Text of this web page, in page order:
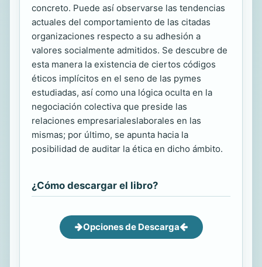
concreto. Puede así observarse las tendencias
actuales del comportamiento de las citadas
organizaciones respecto a su adhesión a
valores socialmente admitidos. Se descubre de
esta manera la existencia de ciertos códigos
éticos implícitos en el seno de las pymes
estudiadas, así como una lógica oculta en la
negociación colectiva que preside las
relaciones empresarialeslaborales en las
mismas; por último, se apunta hacia la
posibilidad de auditar la ética en dicho ámbito.
¿Cómo descargar el libro?
Opciones de Descarga